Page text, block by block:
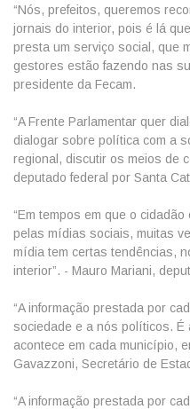
“Nós, prefeitos, queremos
jornais do interior, pois é lá
presta um serviço social, que
gestores estão fazendo nas
presidente da Fecam.
“A Frente Parlamentar quer
dialogar sobre política com a
regional, discutir os meios de
deputado federal por Santa
“Em tempos em que o
pelas mídias sociais, muitas
mídia tem certas tendências,
interior”. - Mauro Mariani,
“A informação prestada por
sociedade e a nós políticos. É
acontece em cada município,
Gavazzoni, Secretário de
“A informação prestada por